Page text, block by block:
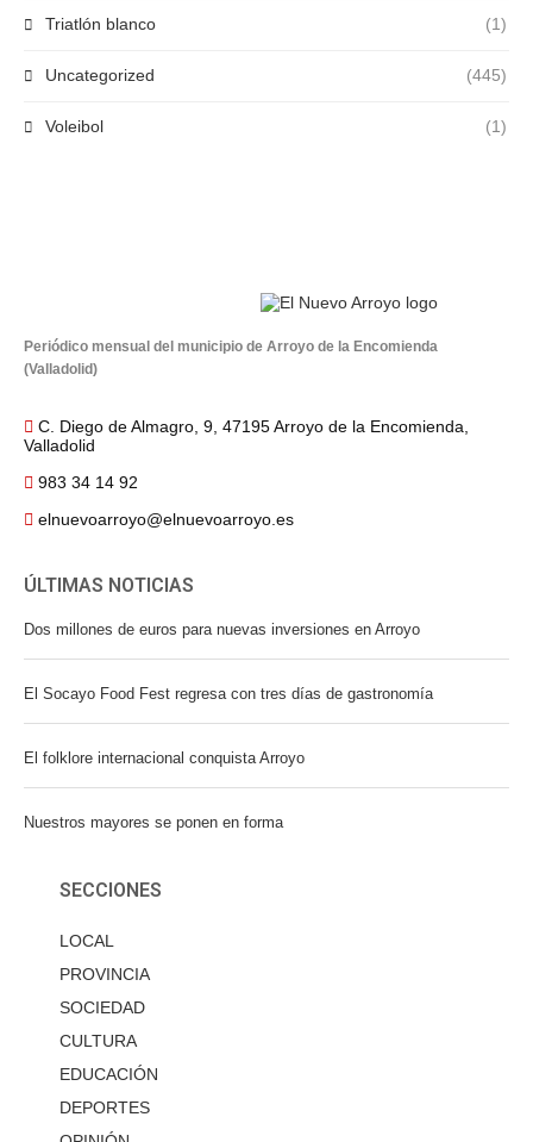
Triatlón blanco (1)
Uncategorized (445)
Voleibol (1)
Periódico mensual del municipio de Arroyo de la Encomienda
(Valladolid)
C. Diego de Almagro, 9, 47195 Arroyo de la Encomienda,
Valladolid
983 34 14 92
elnuevoarroyo@elnuevoarroyo.es
ÚLTIMAS NOTICIAS
Dos millones de euros para nuevas inversiones en Arroyo
El Socayo Food Fest regresa con tres días de gastronomía
El folklore internacional conquista Arroyo
Nuestros mayores se ponen en forma
SECCIONES
LOCAL
PROVINCIA
SOCIEDAD
CULTURA
EDUCACIÓN
DEPORTES